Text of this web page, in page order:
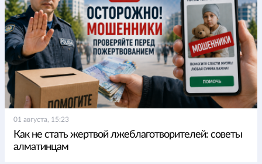
01 августа, 15:23
Как не стать жертвой лжеблаготворителей: советы
алматинцам